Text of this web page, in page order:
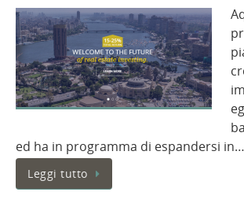
ed ha in programma di espandersi in…
Leggi tutto